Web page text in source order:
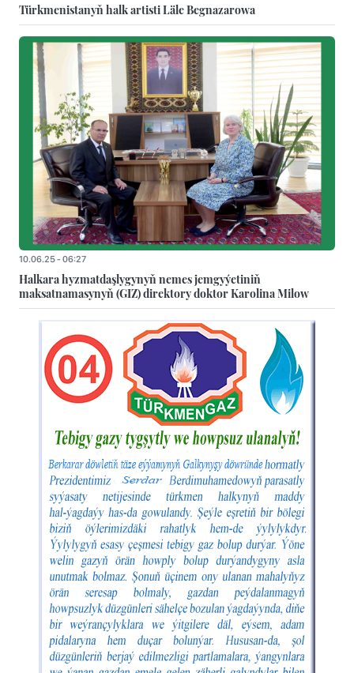
Türkmenistanyň halk artisti Läle Begnazarowa
10.06.25 - 06:27
Halkara hyzmatdaşlygynyň nemes jemgyýetiniň
maksatnamasynyň (GIZ) direktory doktor Karolina Milow